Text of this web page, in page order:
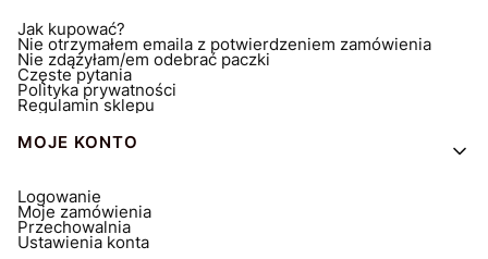
Jak kupować?
Nie otrzymałem emaila z potwierdzeniem zamówienia
Nie zdążyłam/em odebrać paczki
Częste pytania
Polityka prywatności
Regulamin sklepu
MOJE KONTO
Logowanie
Moje zamówienia
Przechowalnia
Ustawienia konta